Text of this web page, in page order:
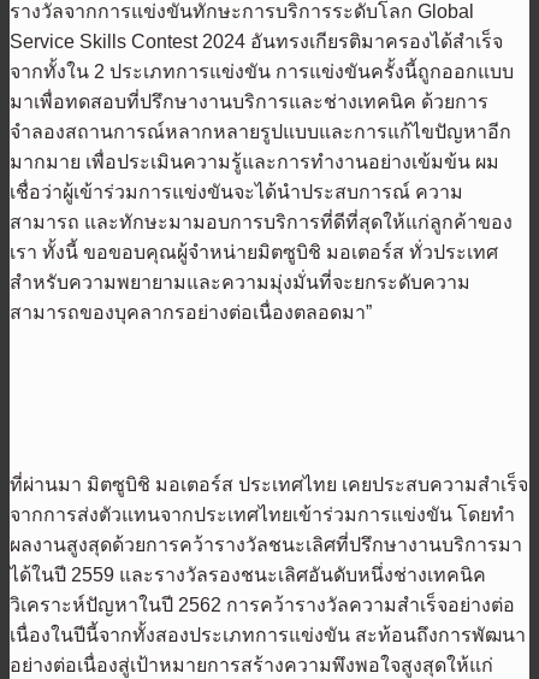
รางวัลจากการแข่งขันทักษะการบริการระดับโลก Global
Service Skills Contest 2024 อันทรงเกียรติมาครองได้สำเร็จ
จากทั้งใน 2 ประเภทการแข่งขัน การแข่งขันครั้งนี้ถูกออกแบบ
มาเพื่อทดสอบที่ปรึกษางานบริการและช่างเทคนิค ด้วยการ
จำลองสถานการณ์หลากหลายรูปแบบและการแก้ไขปัญหาอีก
มากมาย เพื่อประเมินความรู้และการทำงานอย่างเข้มข้น ผม
เชื่อว่าผู้เข้าร่วมการแข่งขันจะได้นำประสบการณ์ ความ
สามารถ และทักษะมามอบการบริการที่ดีที่สุดให้แก่ลูกค้าของ
เรา ทั้งนี้ ขอขอบคุณผู้จำหน่ายมิตซูบิชิ มอเตอร์ส ทั่วประเทศ
สำหรับความพยายามและความมุ่งมั่นที่จะยกระดับความ
สามารถของบุคลากรอย่างต่อเนื่องตลอดมา”
ที่ผ่านมา มิตซูบิชิ มอเตอร์ส ประเทศไทย เคยประสบความสำเร็จ
จากการส่งตัวแทนจากประเทศไทยเข้าร่วมการแข่งขัน โดยทำ
ผลงานสูงสุดด้วยการคว้ารางวัลชนะเลิศที่ปรึกษางานบริการมา
ได้ในปี 2559 และรางวัลรองชนะเลิศอันดับหนึ่งช่างเทคนิค
วิเคราะห์ปัญหาในปี 2562 การคว้ารางวัลความสำเร็จอย่างต่อ
เนื่องในปีนี้จากทั้งสองประเภทการแข่งขัน สะท้อนถึงการพัฒนา
อย่างต่อเนื่องสู่เป้าหมายการสร้างความพึงพอใจสูงสุดให้แก่